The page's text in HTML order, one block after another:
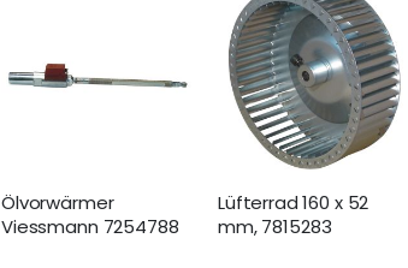
Ölvorwärmer
Viessmann 7254788
Lüfterrad 160 x 52
mm, 7815283